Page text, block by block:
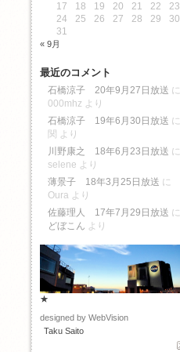
17
18 19 20 21 22
23
24
25 26 27 28 29
30
31
« 9月
最近のコメント
石橋涼子 20年9月27日放送 に
000mhz より
石橋涼子 19年6月30日放送 に
関 より
川野康之 18年6月23日放送 に
selene より
薄景子 18年3月25日放送 に
Oura より
佐藤理人 17年7月29日放送 に
どぼこん より
★
designed by WebVision
Taku Saito